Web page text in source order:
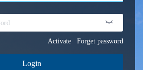
Activate Forget password
Login